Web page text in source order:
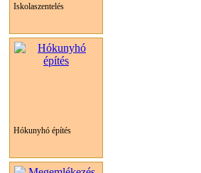
Iskolaszentelés
Hókunyhó építés